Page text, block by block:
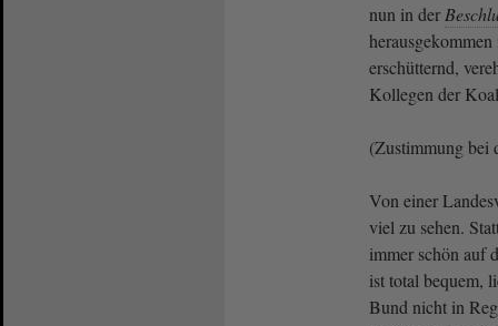
nun in der
erschütternd,
Kollegen der
(Zustimmung bei
Von einer
viel zu sehen.
immer schön auf
ist total bequem,
Bund nicht in